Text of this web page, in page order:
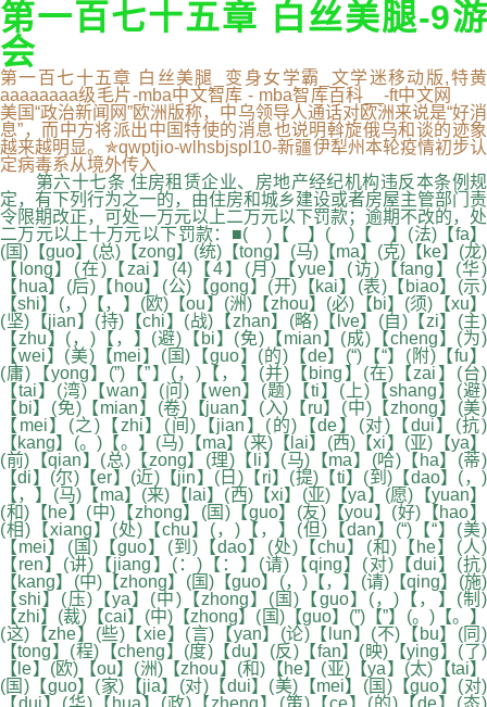
第一百七十五章 白丝美腿-9游
会
第一百七十五章 白丝美腿_变身女学霸_文学迷移动版,特黄
aaaaaaaa级毛片-mba中文智库 - mba智库百科__-ft中文网
美国“政治新闻网”欧洲版称，中乌领导人通话对欧洲来说是“好消
息”，而中方将派出中国特使的消息也说明斡旋俄乌和谈的迹象
越来越明显。✯qwptjio-wlhsbjspl10-新疆伊犁州本轮疫情初步认
定病毒系从境外传入
第六十七条 住房租赁企业、房地产经纪机构违反本条例规
定，有下列行为之一的，由住房和城乡建设或者房屋主管部门责
令限期改正，可处一万元以上二万元以下罚款；逾期不改的，处
二万元以上十万元以下罚款：■( )【 】( )【 】(法)【fa】
(国)【guo】(总)【zong】(统)【tong】(马)【ma】(克)【ke】(龙)
【long】(在)【zai】(4)【4】(月)【yue】(访)【fang】(华)
【hua】(后)【hou】(公)【gong】(开)【kai】(表)【biao】(示)
【shi】(，)【，】(欧)【ou】(洲)【zhou】(必)【bi】(须)【xu】
(坚)【jian】(持)【chi】(战)【zhan】(略)【lve】(自)【zi】(主)
【zhu】(，)【，】(避)【bi】(免)【mian】(成)【cheng】(为)
【wei】(美)【mei】(国)【guo】(的)【de】(“)【“】(附)【fu】
(庸)【yong】(”)【”】(，)【，】(并)【bing】(在)【zai】(台)
【tai】(湾)【wan】(问)【wen】(题)【ti】(上)【shang】(避)
【bi】(免)【mian】(卷)【juan】(入)【ru】(中)【zhong】(美)
【mei】(之)【zhi】(间)【jian】(的)【de】(对)【dui】(抗)
【kang】(。)【。】(马)【ma】(来)【lai】(西)【xi】(亚)【ya】
(前)【qian】(总)【zong】(理)【li】(马)【ma】(哈)【ha】(蒂)
【di】(尔)【er】(近)【jin】(日)【ri】(提)【ti】(到)【dao】(，)
【，】(马)【ma】(来)【lai】(西)【xi】(亚)【ya】(愿)【yuan】
(和)【he】(中)【zhong】(国)【guo】(友)【you】(好)【hao】
(相)【xiang】(处)【chu】(，)【，】(但)【dan】(“)【“】(美)
【mei】(国)【guo】(到)【dao】(处)【chu】(和)【he】(人)
【ren】(讲)【jiang】(：)【：】(请)【qing】(对)【dui】(抗)
【kang】(中)【zhong】(国)【guo】(，)【，】(请)【qing】(施)
【shi】(压)【ya】(中)【zhong】(国)【guo】(，)【，】(制)
【zhi】(裁)【cai】(中)【zhong】(国)【guo】(”)【”】(。)【。】
(这)【zhe】(些)【xie】(言)【yan】(论)【lun】(不)【bu】(同)
【tong】(程)【cheng】(度)【du】(反)【fan】(映)【ying】(了)
【le】(欧)【ou】(洲)【zhou】(和)【he】(亚)【ya】(太)【tai】
(国)【guo】(家)【jia】(对)【dui】(美)【mei】(国)【guo】(对)
【dui】(华)【hua】(政)【zheng】(策)【ce】(的)【de】(态)